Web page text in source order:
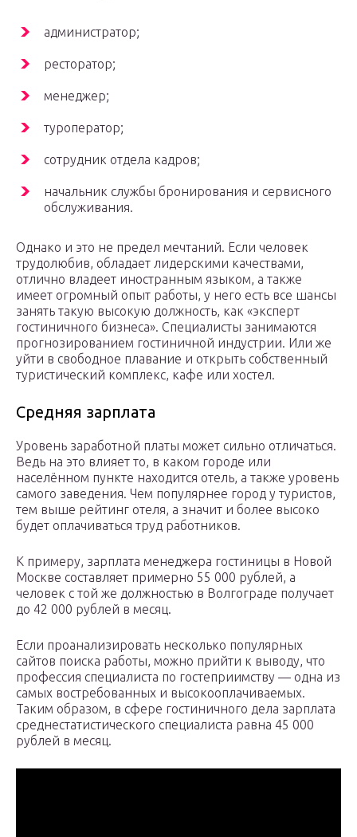
администратор;
ресторатор;
менеджер;
туроператор;
сотрудник отдела кадров;
начальник службы бронирования и сервисного
обслуживания.
Однако и это не предел мечтаний. Если человек
трудолюбив, обладает лидерскими качествами,
отлично владеет иностранным языком, а также
имеет огромный опыт работы, у него есть все шансы
занять такую высокую должность, как «эксперт
гостиничного бизнеса». Специалисты занимаются
прогнозированием гостиничной индустрии. Или же
уйти в свободное плавание и открыть собственный
туристический комплекс, кафе или хостел.
Средняя зарплата
Уровень заработной платы может сильно отличаться.
Ведь на это влияет то, в каком городе или
населённом пункте находится отель, а также уровень
самого заведения. Чем популярнее город у туристов,
тем выше рейтинг отеля, а значит и более высоко
будет оплачиваться труд работников.
К примеру, зарплата менеджера гостиницы в Новой
Москве составляет примерно 55 000 рублей, а
человек с той же должностью в Волгограде получает
до 42 000 рублей в месяц.
Если проанализировать несколько популярных
сайтов поиска работы, можно прийти к выводу, что
профессия специалиста по гостеприимству — одна из
самых востребованных и высокооплачиваемых.
Таким образом, в сфере гостиничного дела зарплата
среднестатистического специалиста равна 45 000
рублей в месяц.